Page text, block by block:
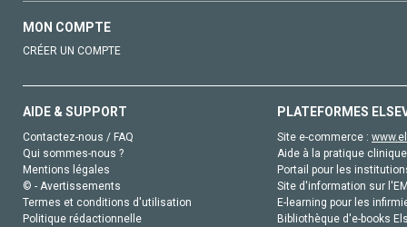
MON COMPTE
CRÉER UN COMPTE
AIDE & SUPPORT
Contactez-nous / FAQ
Qui sommes-nous ?
Mentions légales
© - Avertissements
Termes et conditions d'utilisation
Politique rédactionnelle
PLATEFORMES
Site e-commerce :
Aide à la pratique
Portail pour les
Site d'information sur
E-learning pour les
Bibliothèque d'e-books